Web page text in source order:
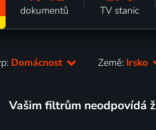
dokumentů TV stanic
Domácnost Země: Irsko
Vašim filtrům neodpovídá